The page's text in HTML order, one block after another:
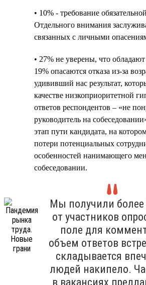
• 10% - требование
Отдельного внимания
связанных с личными
• 27% не уверены, что
19% опасаются отказа из-за
удививший нас результат,
качестве низкоприоритетной
ответов респондентов – «не
руководитель на
этап пути кандидата, на
потери потенциальных
особенностей нанимающего
собеседовании.
Мы получили
от участников
поле для
объем ответов
складывается
людей накипело.
в вакансиях